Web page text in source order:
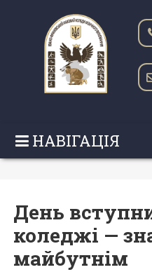
НАВІГАЦІЯ
День
коледжі —
майбутнім